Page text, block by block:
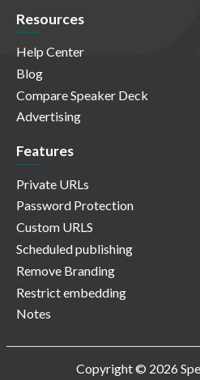
Resources
Help Center
Blog
Compare Speaker Deck
Advertising
Features
Private URLs
Password Protection
Custom URLS
Scheduled publishing
Remove Branding
Restrict embedding
Notes
Copyright © 2026